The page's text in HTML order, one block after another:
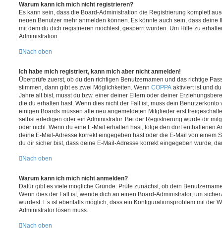
Warum kann ich mich nicht registrieren?
Es kann sein, dass die Board-Administration die Registrierung komplett
neuen Benutzer mehr anmelden können. Es könnte auch sein, dass deine
mit dem du dich registrieren möchtest, gesperrt wurden. Um Hilfe zu
Administration.
Nach oben
Ich habe mich registriert, kann mich aber nicht anmelden!
Überprüfe zuerst, ob du den richtigen Benutzernamen und das richtige
stimmen, dann gibt es zwei Möglichkeiten. Wenn COPPA aktiviert ist und
Jahre alt bist, musst du bzw. einer deiner Eltern oder deiner
die du erhalten hast. Wenn dies nicht der Fall ist, muss dein
einigen Boards müssen alle neu angemeldeten Mitglieder erst
selbst erledigen oder ein Administrator. Bei der Registrierung wurde dir
oder nicht. Wenn du eine E-Mail erhalten hast, folge den dort enthaltenen
deine E-Mail-Adresse korrekt eingegeben hast oder die E-Mail von einem
du dir sicher bist, dass deine E-Mail-Adresse korrekt eingegeben wurde,
Nach oben
Warum kann ich mich nicht anmelden?
Dafür gibt es viele mögliche Gründe. Prüfe zunächst, ob dein
Wenn dies der Fall ist, wende dich an einen Board-Administrator, um
wurdest. Es ist ebenfalls möglich, dass ein Konfigurationsproblem mit der
Administrator lösen muss.
Nach oben